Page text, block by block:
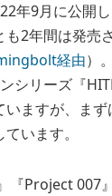
年9月に公開
2年間は発売
経由）
シリーズ『
いますが、ま
います。
『Project 007